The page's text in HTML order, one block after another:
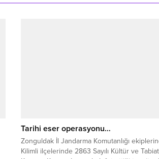
Tarihi eser operasyonu…
Zonguldak İl Jandarma Komutanlığı
Kilimli ilçelerinde 2863 Sayılı Kültür ve Tabiat